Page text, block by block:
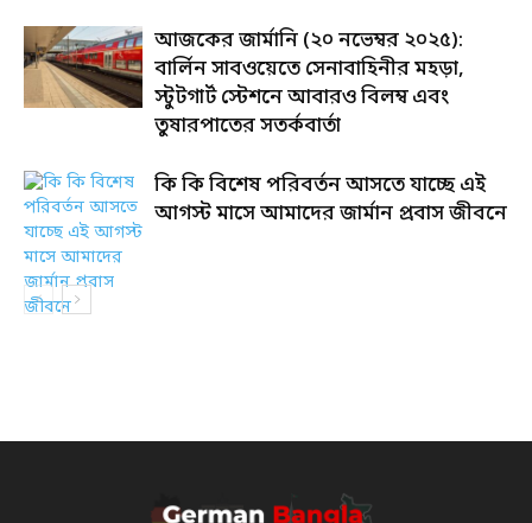
আজকের জার্মানি (২০ নভেম্বর ২০২৫):
বার্লিন সাবওয়েতে সেনাবাহিনীর মহড়া,
স্টুটগার্ট স্টেশনে আবারও বিলম্ব এবং
তুষারপাতের সতর্কবার্তা
কি কি বিশেষ পরিবর্তন আসতে যাচ্ছে এই
আগস্ট মাসে আমাদের জার্মান প্রবাস জীবনে